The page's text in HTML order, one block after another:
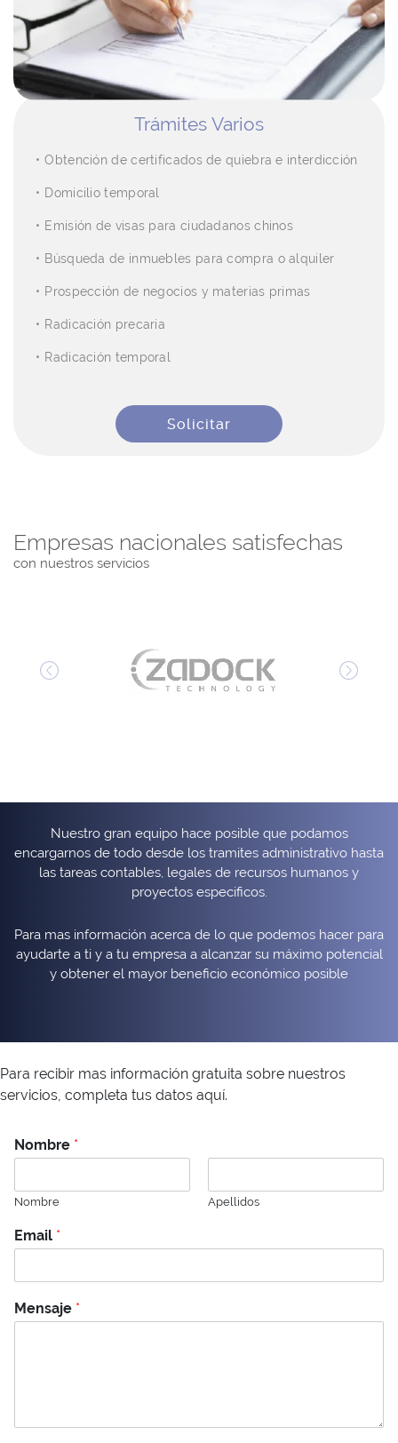
Trámites Varios
Obtención de certificados de quiebra e interdicción
Domicilio temporal
Emisión de visas para ciudadanos chinos
Búsqueda de inmuebles para compra o alquiler
Prospección de negocios y materias primas
Radicación precaria
Radicación temporal
Solicitar
Empresas nacionales satisfechas
con nuestros servicios
Nuestro gran equipo hace posible que podamos
encargarnos de todo desde los tramites administrativo hasta
las tareas contables, legales de recursos humanos y
proyectos especificos.
Para mas información acerca de lo que podemos hacer para
ayudarte a ti y a tu empresa a alcanzar su máximo potencial
y obtener el mayor beneficio económico posible
Para recibir mas información gratuita sobre nuestros
servicios, completa tus datos aquí.
Nombre *
Nombre Apellidos
Email *
Mensaje *